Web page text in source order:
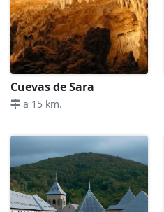
Cuevas de Sara
a 15 km.